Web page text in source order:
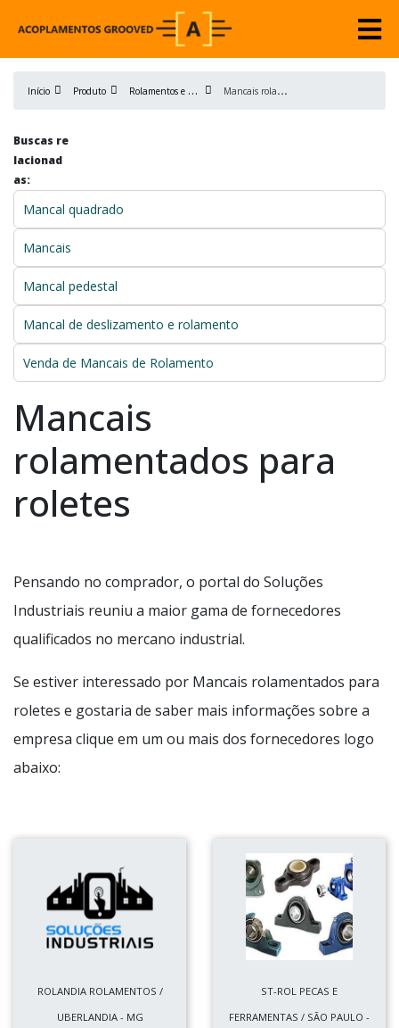
Início Produto R
olamentos e Mancais M
ancais rolamentados para roletes
Buscas re
lacionad
as:
Mancal quadrado
Mancais
Mancal pedestal
Mancal de deslizamento e rolamento
Venda de Mancais de Rolamento
Mancais
rolamentados para
roletes
Pensando no comprador, o portal do Soluções
Industriais reuniu a maior gama de fornecedores
qualificados no mercano industrial.
Se estiver interessado por Mancais rolamentados para
roletes e gostaria de saber mais informações sobre a
empresa clique em um ou mais dos fornecedores logo
abaixo:
ROLANDIA ROLAMENTOS /
UBERLANDIA - MG
ST-ROL PECAS E
FERRAMENTAS / SÃO PAULO -